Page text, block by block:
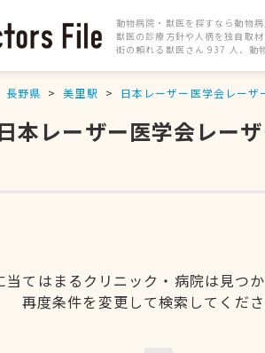
動物病院・獣医を探すなら動物
獣医の診療方針や人柄を独自取
街の頼れる獣医さん 937 人、
長野県 美里駅 日本レーザー医学会レーザ
本レーザー医学会レー
当てはまるクリニック・病院は見つか
再度条件を変更して検索してくださ